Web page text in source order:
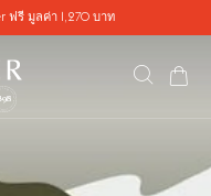
ฟรี มูลค่า 1,270 บาท
ค้นหา